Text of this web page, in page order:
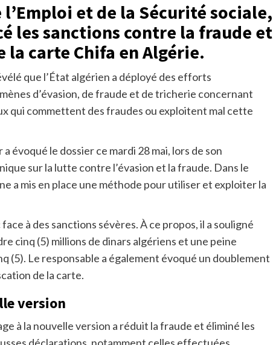
et de la Sécurité sociale,
les sanctions contre la fraude et
carte Chifa en Algérie.
que l’État algérien a déployé des efforts
d’évasion, de fraude et de tricherie concernant
qui commettent des fraudes ou exploitent mal cette
évoqué le dossier ce mardi 28 mai, lors de son
sur la lutte contre l’évasion et la fraude. Dans le
a mis en place une méthode pour utiliser et exploiter la
à des sanctions sévères. À ce propos, il a souligné
cinq (5) millions de dinars algériens et une peine
(5). Le responsable a également évoqué un doublement
de la carte.
version
à la nouvelle version a réduit la fraude et éliminé les